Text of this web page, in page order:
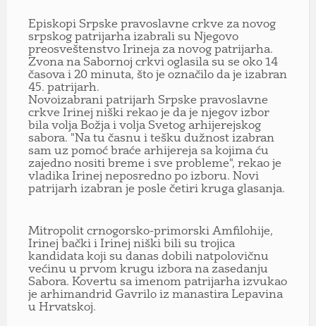
Episkopi Srpske pravoslavne crkve za novog
srpskog patrijarha izabrali su Njegovo
preosveštenstvo Irineja za novog patrijarha.
Zvona na Sabornoj crkvi oglasila su se oko 14
časova i 20 minuta, što je označilo da je izabran
45. patrijarh.
Novoizabrani patrijarh Srpske pravoslavne
crkve Irinej niški rekao je da je njegov izbor
bila volja Božja i volja Svetog arhijerejskog
sabora. "Na tu časnu i tešku dužnost izabran
sam uz pomoć braće arhijereja sa kojima ću
zajedno nositi breme i sve probleme", rekao je
vladika Irinej neposredno po izboru. Novi
patrijarh izabran je posle četiri kruga glasanja.
Mitropolit crnogorsko-primorski Amfilohije,
Irinej bački i Irinej niški bili su trojica
kandidata koji su danas dobili natpolovičnu
većinu u prvom krugu izbora na zasedanju
Sabora. Kovertu sa imenom patrijarha izvukao
je arhimandrid Gavrilo iz manastira Lepavina
u Hrvatskoj.